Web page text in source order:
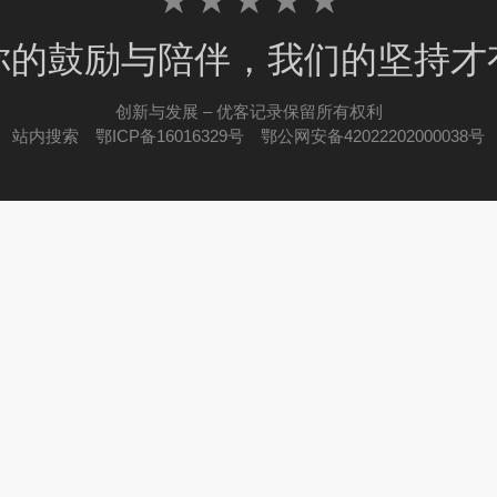
的鼓励与陪伴，我们的坚持才
创新与发展 – 优客记录保留所有权利
站内搜索
鄂ICP备16016329号 鄂公网安备42022202000038号